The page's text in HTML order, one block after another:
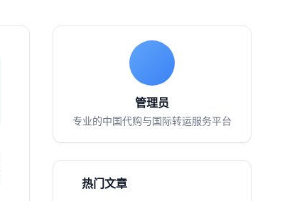
管理员
专业的中国代购与国际转运服务平台
热门文章